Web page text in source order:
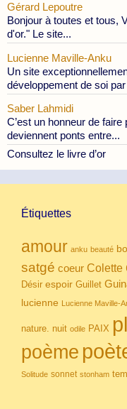
Gérard Lepoutre
Bonjour à toutes et tous,
d'or." Le site...
Lucienne Maville-Anku
Un site
développement de soi par
Saber Lahmidi
C’est un honneur de
deviennent ponts entre...
Consultez le livre d’or
Étiquettes
amour anku beauté
satgé coeur Colette
Désir espoir Guillet
lucienne Lucienne Maville-
nature. nuit odile PAIX
poème
Solitude sonnet stonham